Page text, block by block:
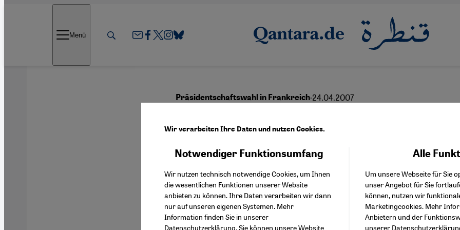
Menü
Präsidentschaftswahl in Frankreich·24.04.2007
Keine einheitliche
Stimme"
Deutsch
Wir verarbeiten Ihre Daten und nutzen Cookies.
Notwendiger Funktionsumfang
Wir nutzen technisch notwendige Cookies, um Ihnen
die wesentlichen Funktionen unserer Website
anbieten zu können. Ihre Daten verarbeiten wir dann
nur auf unseren eigenen Systemen. Mehr
Information finden Sie in unserer
Datenschutzerklärung. Sie können unsere Website
Alle
Um unsere Webseite für Sie
unser Angebot für Sie
können, nutzen wir
Marketingcookies. Mehr
Anbietern und der
unserer
Facebook Embed /
Twitter Embed
Instagram Embed
Youtube Embed
Google Maps Embed